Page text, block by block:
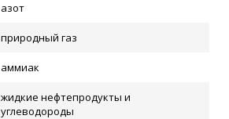
азот
природный газ
аммиак
жидкие нефтепродукты и
углеводороды